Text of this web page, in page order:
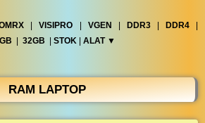
VISIPRO VGEN DDR3 DDR4
32GB STOK ALAT ▼︎
RAM LAPTOP